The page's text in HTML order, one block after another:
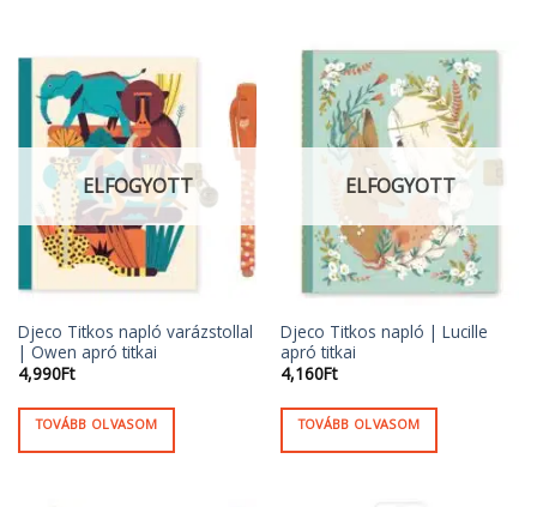
ELFOGYOTT
Djeco Titkos napló varázstollal
| Owen apró titkai
4,990Ft
TOVÁBB OLVASOM
ELFOGYOTT
Djeco Titkos napló | Lucille
apró titkai
4,160Ft
TOVÁBB OLVASOM